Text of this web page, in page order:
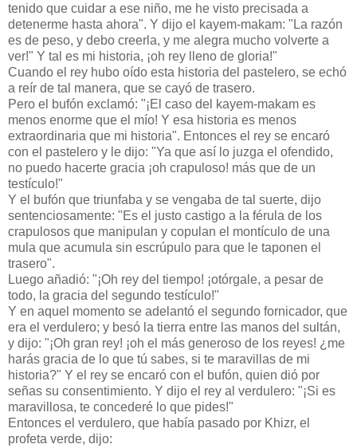
tenido que cuidar a ese niño, me he visto precisada a
detenerme hasta ahora". Y dijo el kayem-makam: "La razón
es de peso, y debo creerla, y me alegra mucho volverte a
ver!" Y tal es mi historia, ¡oh rey lleno de gloria!"
Cuando el rey hubo oído esta historia del pastelero, se echó
a reír de tal manera, que se cayó de trasero.
Pero el bufón exclamó: "¡El caso del kayem-makam es
menos enorme que el mío! Y esa historia es menos
extraordinaria que mi historia". Entonces el rey se encaró
con el pastelero y le dijo: "Ya que así lo juzga el ofendido,
no puedo hacerte gracia ¡oh crapuloso! más que de un
testículo!"
Y el bufón que triunfaba y se vengaba de tal suerte, dijo
sentenciosamente: "Es el justo castigo a la férula de los
crapulosos que manipulan y copulan el montículo de una
mula que acumula sin escrúpulo para que le taponen el
trasero".
Luego añadió: "¡Oh rey del tiempo! ¡otórgale, a pesar de
todo, la gracia del segundo testículo!"
Y en aquel momento se adelantó el segundo fornicador, que
era el verdulero; y besó la tierra entre las manos del sultán,
y dijo: "¡Oh gran rey! ¡oh el más generoso de los reyes! ¿me
harás gracia de lo que tú sabes, si te maravillas de mi
historia?" Y el rey se encaró con el bufón, quien dió por
señas su consentimiento. Y dijo el rey al verdulero: "¡Si es
maravillosa, te concederé lo que pides!"
Entonces el verdulero, que había pasado por Khizr, el
profeta verde, dijo: